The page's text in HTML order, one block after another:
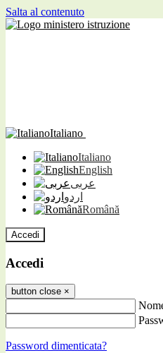
Salta al contenuto
Italiano
Italiano
English
عربى
اردو
Română
Accedi
Accedi
button close ×
Password dimenticata?